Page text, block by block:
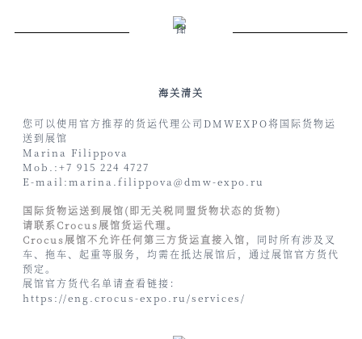
海关清关
您可以使用官方推荐的货运代理公司DMWEXPO将国际货物运
送到展馆
Marina Filippova
Mob.:+7 915 224 4727
E-mail:marina.filippova@dmw-expo.ru
国际货物运送到展馆(即无关税同盟货物状态的货物)
请联系Crocus展馆货运代理。
Crocus展馆不允许任何第三方货运直接入馆， 同时所有涉及叉
车、拖车、起重等服务，均需在抵达展馆后，通过展馆官方货代
预定。
展馆官方货代名单请查看链接：
https://eng.crocus-expo.ru/services/